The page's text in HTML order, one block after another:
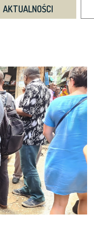
AKTUALNOŚCI